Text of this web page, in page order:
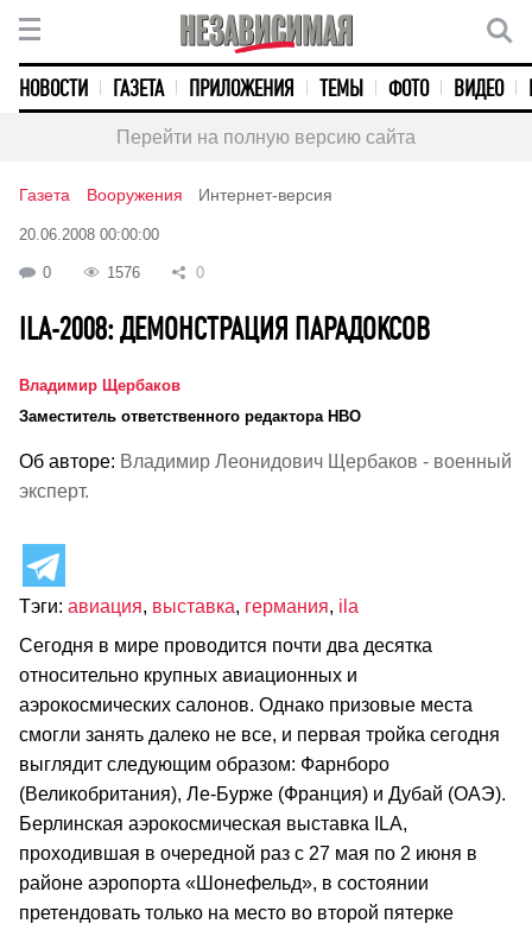
НОВОСТИ ГАЗЕТА ПРИЛОЖЕНИЯ ТЕМЫ ФОТО ВИДЕО
Перейти на полную версию сайта
Газета Вооружения Интернет-версия
20.06.2008 00:00:00
0 1576 0
ILA-2008: ДЕМОНСТРАЦИЯ ПАРАДОКСОВ
Владимир Щербаков
Заместитель ответственного редактора НВО
Об авторе: Владимир Леонидович Щербаков - военный
эксперт.
Тэги: авиация, выставка, германия, ila
Сегодня в мире проводится почти два десятка
относительно крупных авиационных и
аэрокосмических салонов. Однако призовые места
смогли занять далеко не все, и первая тройка сегодня
выглядит следующим образом: Фарнборо
(Великобритания), Ле-Бурже (Франция) и Дубай (ОАЭ).
Берлинская аэрокосмическая выставка ILA,
проходившая в очередной раз с 27 мая по 2 июня в
районе аэропорта «Шонефельд», в состоянии
претендовать только на место во второй пятерке